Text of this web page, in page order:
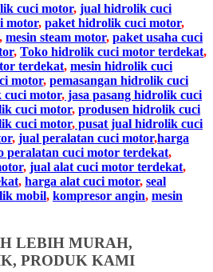
cuci motor, jual hidrolik cuci
motor, paket hidrolik cuci motor,
, mesin steam motor, paket usaha cuci
, Toko hidrolik cuci motor terdekat,
terdekat, mesin hidrolik cuci
motor, pemasangan hidrolik cuci
cuci motor, jasa pasang hidrolik cuci
cuci motor, produsen hidrolik cuci
cuci motor, pusat jual hidrolik cuci
, jual peralatan cuci motor,harga
peralatan cuci motor terdekat,
, jual alat cuci motor terdekat,
, harga alat cuci motor, seal
mobil, kompresor angin, mesin
LEBIH MURAH,
PRODUK KAMI